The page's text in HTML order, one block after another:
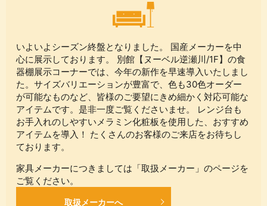
いよいよシーズン終盤となりました。 国産メーカーを中
心に展示しております。 別館【ヌーベル逆瀬川/1F】の食
器棚展示コーナーでは、今年の新作を早速導入いたしまし
た。サイズバリエーションが豊富で、色も30色オーダー
が可能なものなど、皆様のご要望にきめ細かく対応可能な
アイテムです。是非一度ご覧くださいませ。 レンジ台も
お手入れのしやすいメラミン化粧板を使用した、おすすめ
アイテムを導入！ たくさんのお客様のご来店をお待ちし
ております。
家具メーカーにつきましては「取扱メーカー」のページを
ご覧ください。
取扱メーカーへ